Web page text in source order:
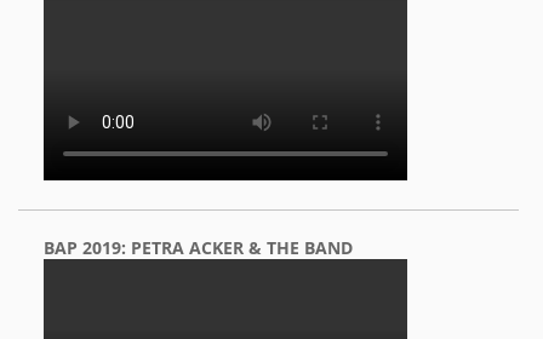
BAP 2019: PETRA ACKER & THE BAND